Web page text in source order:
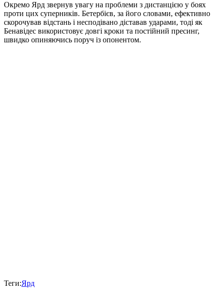
Окремо Ярд звернув увагу на проблеми з дистанцією у боях
проти цих суперників. Бетербієв, за його словами, ефективно
скорочував відстань і несподівано діставав ударами, тоді як
Бенавідес використовує довгі кроки та постійний пресинг,
швидко опиняючись поруч із опонентом.
Теги:Ярд